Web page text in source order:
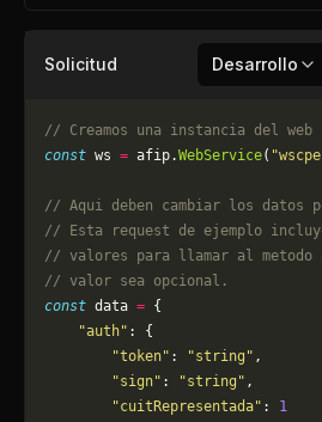
Solicitud Desarrollo
// Creamos una instancia del web
const ws = afip.WebService(
// Aqui deben cambiar los datos
// Esta request de ejemplo
// valores para llamar al metodo
// valor sea opcional.
const data = {
    "auth"
: {
        "token"
: "string" ,
        "sign"
: "string" ,
        "cuitRepresentada"
: 1